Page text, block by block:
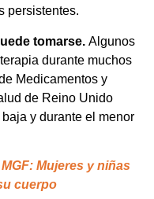
persistentes.
tomarse. Algunos
durante muchos
Medicamentos y
de Reino Unido
y durante el menor
Mujeres y niñas
cuerpo